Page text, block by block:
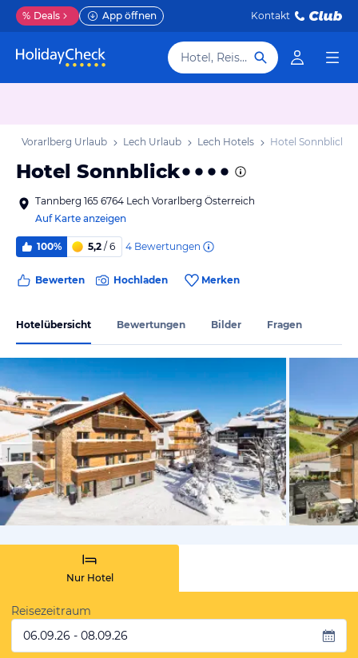
% Deals App öffnen Kontakt
Hotel, Reiseziel
Vorarlberg Urlaub Lech Urlaub Lech Hotels Hotel Sonnblick
Hotel Sonnblick
Tannberg 165 6764 Lech Vorarlberg Österreich
Auf Karte anzeigen
100% 5,2 / 6 4 Bewertungen
Bewerten Hochladen Merken
Hotelübersicht Bewertungen Bilder Fragen
vom
Nur Hotel
Reisezeitraum
06.09.26 - 08.09.26